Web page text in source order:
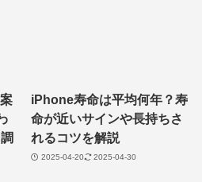
iPhone寿命は平均何年？寿
命が近いサインや長持ちさ
れるコツを解説
2025-04-20 2025-04-30